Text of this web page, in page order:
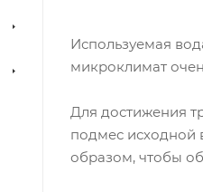
Используемая
микроклимат
Для достижения
подмес исходной
образом, чтобы